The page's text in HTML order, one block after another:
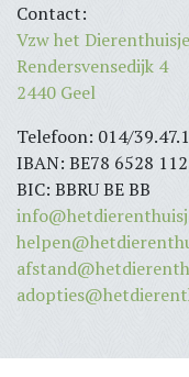
Contact:
Vzw het Dierenthuisje
Rendersvensedijk 4
2440 Geel
Telefoon: 014/
IBAN: BE78 6528
BIC: BBRU BE BB